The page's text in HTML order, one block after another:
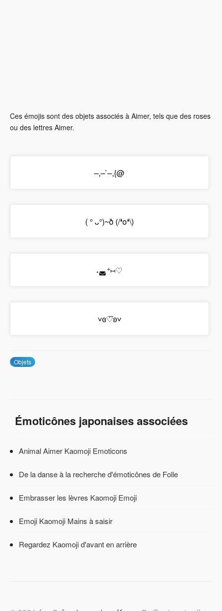
Ces émojis sont des objets associés à Aimer, tels que des roses
ou des lettres Aimer.
–,–`–,{@
( ° ᴗ°)~ð (/❛o❛\)
˖◛⁺⑅♡
˅ɞ♡⃛ʚ˅
Objets
Émoticônes japonaises associées
Animal Aimer Kaomoji Emoticons
De la danse à la recherche d'émoticônes de Folle
Embrasser les lèvres Kaomoji Emoji
Emoji Kaomoji Mains à saisir
Regardez Kaomoji d'avant en arrière